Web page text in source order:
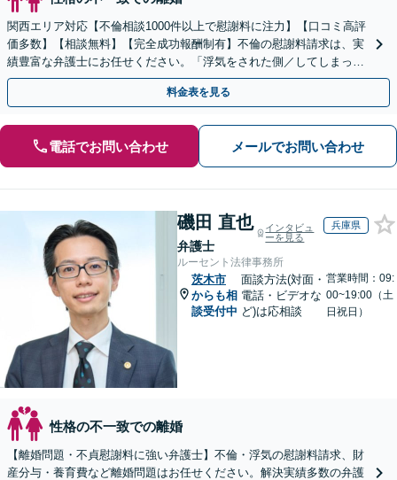
関西エリア対応【不倫相談1000件以上で慰謝料に注力】【口コミ高評
価多数】【相談無料】【完全成功報酬制有】不倫の慰謝料請求は、実
績豊富な弁護士にお任せください。「浮気をされた側／してしまった
側両方対応」人情派弁護士！
料金表を見る
電話でお問い合わせ メールでお問い合わせ
磯田 直也
弁護士
インタビュ
ーを見る
兵庫県
ルーセント法律事務所
茨木市
からも相
談受付中
面談方法(対面・
電話・ビデオな
ど)は応相談
営業時間：09:
00~19:00（土
日祝日）
性格の不一致での離婚
【離婚問題・不貞慰謝料に強い弁護士】不倫・浮気の慰謝料請求、財
産分与・養育費など離婚問題はお任せください。解決実績多数の弁護